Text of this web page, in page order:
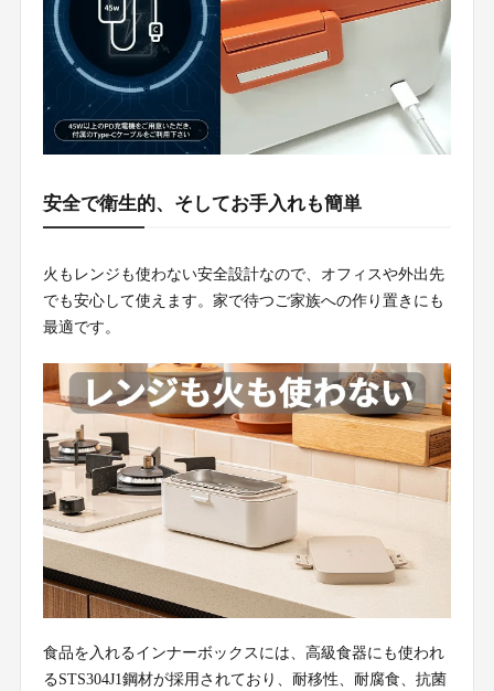
安全で衛生的、そしてお手入れも簡単
火もレンジも使わない安全設計なので、オフィスや外出先
でも安心して使えます。家で待つご家族への作り置きにも
最適です。
食品を入れるインナーボックスには、高級食器にも使われ
るSTS304J1鋼材が採用されており、耐移性、耐腐食、抗菌